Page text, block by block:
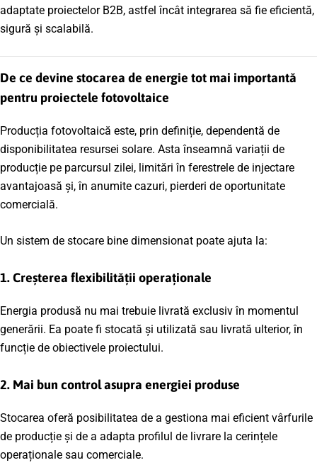
adaptate proiectelor B2B, astfel încât integrarea să fie eficientă,
sigură și scalabilă.
De ce devine stocarea de energie tot mai importantă
pentru proiectele fotovoltaice
Producția fotovoltaică este, prin definiție, dependentă de
disponibilitatea resursei solare. Asta înseamnă variații de
producție pe parcursul zilei, limitări în ferestrele de injectare
avantajoasă și, în anumite cazuri, pierderi de oportunitate
comercială.
Un sistem de stocare bine dimensionat poate ajuta la:
1. Creșterea flexibilității operaționale
Energia produsă nu mai trebuie livrată exclusiv în momentul
generării. Ea poate fi stocată și utilizată sau livrată ulterior, în
funcție de obiectivele proiectului.
2. Mai bun control asupra energiei produse
Stocarea oferă posibilitatea de a gestiona mai eficient vârfurile
de producție și de a adapta profilul de livrare la cerințele
operaționale sau comerciale.